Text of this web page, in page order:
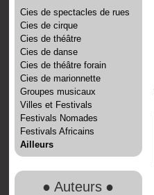
Cies de spectacles de rues
Cies de cirque
Cies de théâtre
Cies de danse
Cies de théâtre forain
Cies de marionnette
Groupes musicaux
Villes et Festivals
Festivals Nomades
Festivals Africains
Ailleurs
● Auteurs ●